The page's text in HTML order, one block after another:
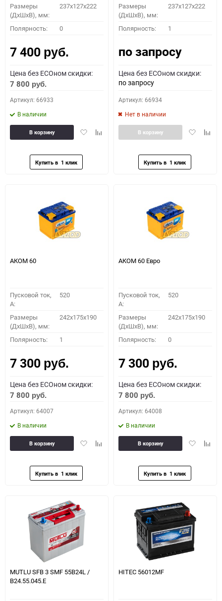
Размеры
(ДхШхВ), мм:
237x127x222
Полярность: 0
7 400 руб.
Цена без ECOном скидки:
7 800 руб.
Артикул: 66933
В наличии
ДобавитьДобавить
В корзину
Размеры
(ДхШхВ), мм:
237x127x222
Полярность: 1
по запросу
Цена без ECOном скидки:
по запросу
Артикул: 66934
Нет в наличии
Добавить
В корзину
АКОМ 60
Пусковой ток,
A:
520
Размеры
(ДхШхВ), мм:
242x175x190
Полярность: 1
7 300 руб.
Цена без ECOном скидки:
7 800 руб.
Артикул: 64007
В наличии
ДобавитьДобавить
В корзину
АКОМ 60 Евро
Пусковой ток,
A:
520
Размеры
(ДхШхВ), мм:
242x175x190
Полярность: 0
7 300 руб.
Цена без ECOном скидки:
7 800 руб.
Артикул: 64008
В наличии
Добавить
В корзину
MUTLU SFB 3 SMF 55B24L /
B24.55.045.E
HITEC 56012MF